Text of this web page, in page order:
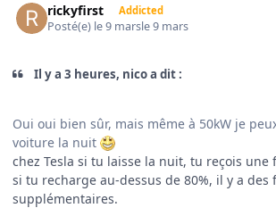
rickyfirst Addicted
Posté(e) le 9 marsle 9 mars
Il y a 3 heures, nico a dit :
Oui oui bien sûr, mais même à 50kW je
voiture la nuit
chez Tesla si tu laisse la nuit, tu reçois une
si tu recharge au-dessus de 80%, il y a des
supplémentaires.